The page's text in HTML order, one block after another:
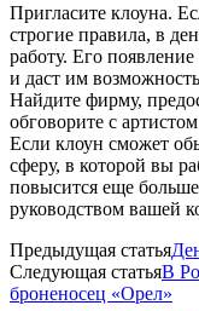
Пригласите клоуна.
строгие правила, в
работу. Его
и даст им
Найдите фирму,
обговорите с
Если клоун сможет
сферу, в которой вы
повысится еще
руководством вашей
Предыдущая статья
Следующая статьяВ
броненосец «Орел»